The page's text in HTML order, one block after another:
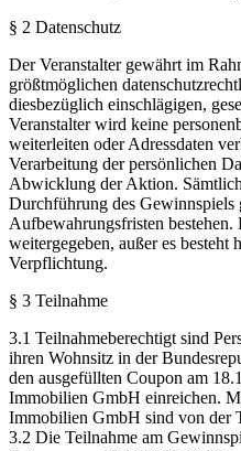
§ 2 Datenschutz
Der Veranstalter gewährt im
größtmöglichen
diesbezüglich einschlägigen,
Veranstalter wird keine
weiterleiten oder Adressdaten
Verarbeitung der persönlichen
Abwicklung der Aktion.
Durchführung des Gewinnspiels
Aufbewahrungsfristen
weitergegeben, außer es besteht
Verpflichtung.
§ 3 Teilnahme
3.1 Teilnahmeberechtigt sind
ihren Wohnsitz in der
den ausgefüllten Coupon am
Immobilien GmbH einreichen.
Immobilien GmbH sind von der
3.2 Die Teilnahme am